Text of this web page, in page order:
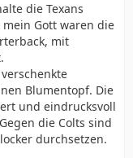
die Texans
Gott waren die
mit
Blumentopf. Die
und eindrucksvoll
die Colts sind
durchsetzen.